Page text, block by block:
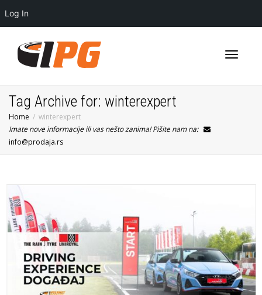
Log In
Tag Archive for: winterexpert
Home
winterexpert
Imate nove informacije ili vas nešto zanima! Pišite nam na:
info@prodaja.rs